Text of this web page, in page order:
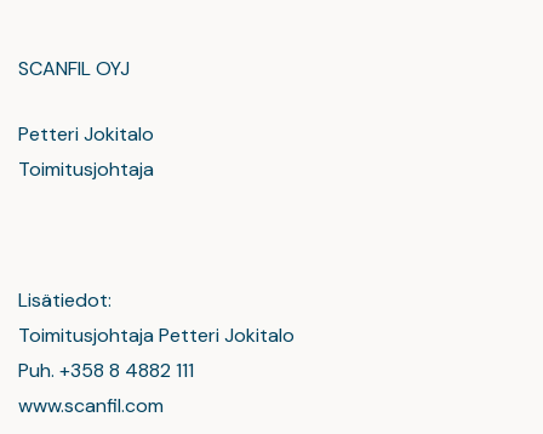
SCANFIL OYJ
Petteri Jokitalo
Toimitusjohtaja
Lisätiedot:
Toimitusjohtaja Petteri Jokitalo
Puh. +358 8 4882 111
www.scanfil.com